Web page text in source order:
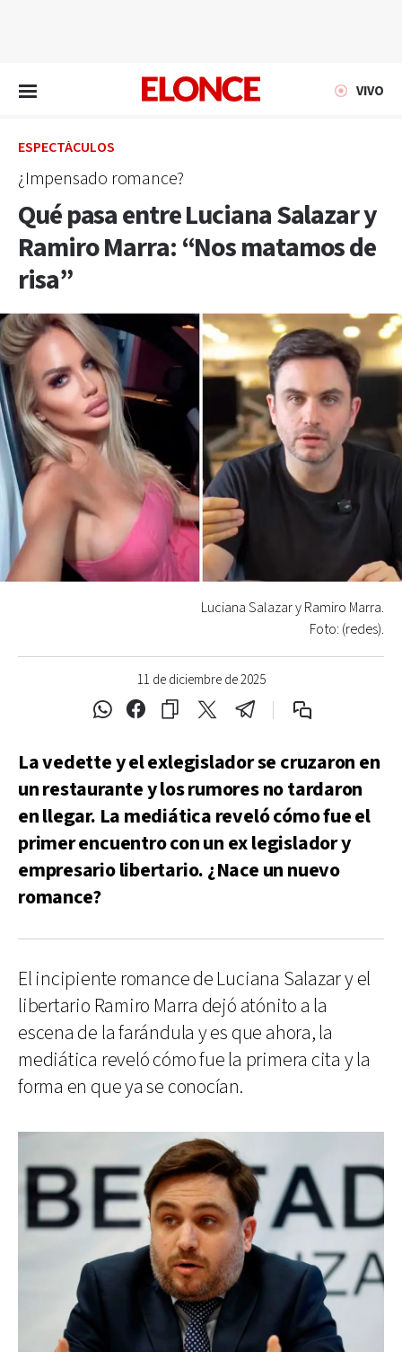
VIVO
ESPECTÁCULOS
¿Impensado romance?
Qué pasa entre Luciana Salazar y
Ramiro Marra: “Nos matamos de
risa”
11 de diciembre de 2025
Luciana Salazar y Ramiro Marra.
Foto: (redes).
La vedette y el exlegislador se cruzaron en
un restaurante y los rumores no tardaron
en llegar. La mediática reveló cómo fue el
primer encuentro con un ex legislador y
empresario libertario. ¿Nace un nuevo
romance?
El incipiente romance de Luciana Salazar y el
libertario Ramiro Marra dejó atónito a la
escena de la farándula y es que ahora, la
mediática reveló cómo fue la primera cita y la
forma en que ya se conocían.